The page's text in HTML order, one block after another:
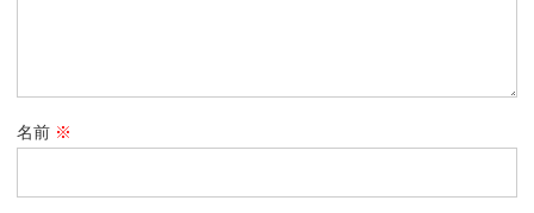
名前 ※